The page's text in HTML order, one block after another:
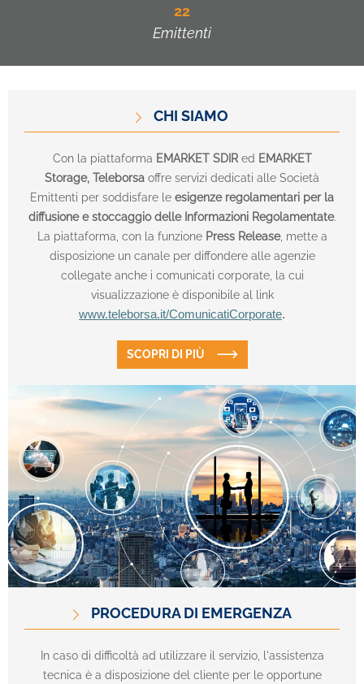
22
Emittenti
CHI SIAMO
Con la piattaforma EMARKET SDIR ed EMARKET
Storage, Teleborsa offre servizi dedicati alle Società
Emittenti per soddisfare le esigenze regolamentari per la
diffusione e stoccaggio delle Informazioni Regolamentate.
La piattaforma, con la funzione Press Release, mette a
disposizione un canale per diffondere alle agenzie
collegate anche i comunicati corporate, la cui
visualizzazione è disponibile al link
www.teleborsa.it/ComunicatiCorporate.
SCOPRI DI PIÙ
PROCEDURA DI EMERGENZA
In caso di difficoltà ad utilizzare il servizio, l'assistenza
tecnica è a disposizione del cliente per le opportune